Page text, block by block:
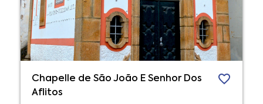
Chapelle de São João E Senhor Dos
Aflitos